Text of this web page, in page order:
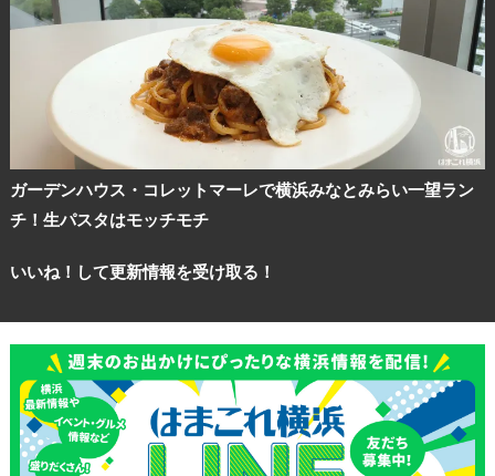
ガーデンハウス・コレットマーレで横浜みなとみらい一望ラン
チ！生パスタはモッチモチ
いいね！して更新情報を受け取る！
観光ガイド
ランキング
ブログ記事
サイトについて